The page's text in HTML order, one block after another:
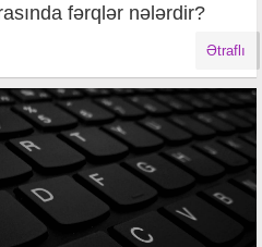
fərqlər nələrdir?
Ətraflı